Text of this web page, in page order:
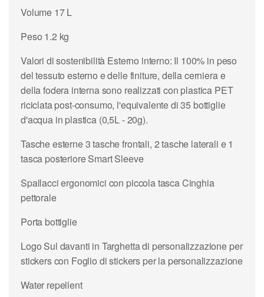
Volume 17 L
Peso 1.2 kg
Valori di sostenibilità Esterno interno: Il 100% in peso
del tessuto esterno e delle finiture, della cerniera e
della fodera interna sono realizzati con plastica PET
riciclata post-consumo, l'equivalente di 35 bottiglie
d'acqua in plastica (0,5L - 20g).
Tasche esterne 3 tasche frontali, 2 tasche laterali e 1
tasca posteriore Smart Sleeve
Spallacci ergonomici con piccola tasca Cinghia
pettorale
Porta bottiglie
Logo Sul davanti in Targhetta di personalizzazione per
stickers con Foglio di stickers per la personalizzazione
Water repellent